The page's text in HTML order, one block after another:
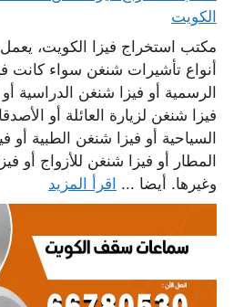
الكويت
مكتب استخراج فيزا الكويت،
أنواع تأشيرات شنغن سواء كانت
الرسمية أو فيزا شنغن الدراسية
فيزا شنغن لزيارة العائلة أو
السياحية أو فيزا شنغن الطبية أو
المطار أو فيزا شنغن للأزواج أو
وغيرها. أيضا ... اقرأ المزيد